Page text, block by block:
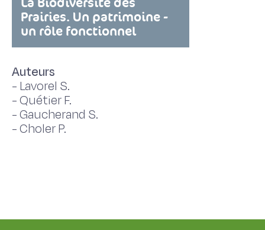
Prairies. Un patrimoine -
un rôle fonctionnel
Auteurs
- Lavorel S.
-Quétier F.
-Gaucherand S.
-Choler P.